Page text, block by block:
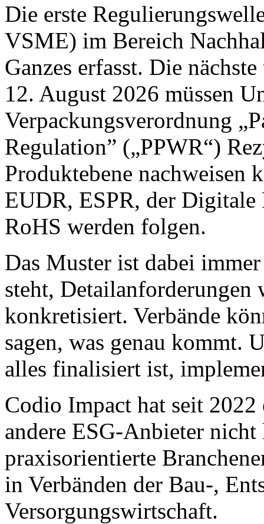
Die erste
VSME) im Bereich
Ganzes erfasst. Die
12. August 2026 müssen
Verpackungsverordnung
Regulation” („PPWR“)
Produktebene nachweisen
EUDR, ESPR, der
RoHS werden folgen.
Das Muster ist dabei
steht, Detailanforderungen
konkretisiert. Verbände
sagen, was genau kommt.
alles finalisiert ist,
Codio Impact hat seit
andere ESG-Anbieter
praxisorientierte
in Verbänden der Bau-,
Versorgungswirtschaft.